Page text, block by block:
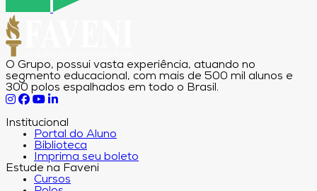
O Grupo, possui vasta experiência, atuando no
segmento educacional, com mais de 500 mil alunos e
300 polos espalhados em todo o Brasil.
Institucional
Portal do Aluno
Biblioteca
Imprima seu boleto
Estude na Faveni
Cursos